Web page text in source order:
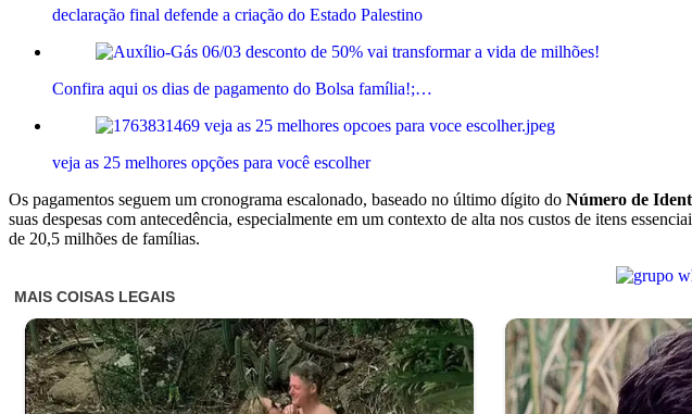
declaração final defende a criação do Estado Palestino
Confira aqui os dias de pagamento do Bolsa família!;…
veja as 25 melhores opções para você escolher
Os pagamentos seguem um cronograma escalonado, baseado no último dígito do Número de
suas despesas com antecedência, especialmente em um contexto de alta nos custos de itens
de 20,5 milhões de famílias.